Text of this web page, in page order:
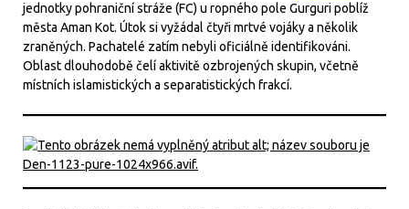
jednotky pohraniční stráže (FC) u ropného pole Gurguri poblíž
města Aman Kot. Útok si vyžádal čtyři mrtvé vojáky a několik
zraněných. Pachatelé zatím nebyli oficiálně identifikováni.
Oblast dlouhodobě čelí aktivitě ozbrojených skupin, včetně
místních islamistických a separatistických frakcí.